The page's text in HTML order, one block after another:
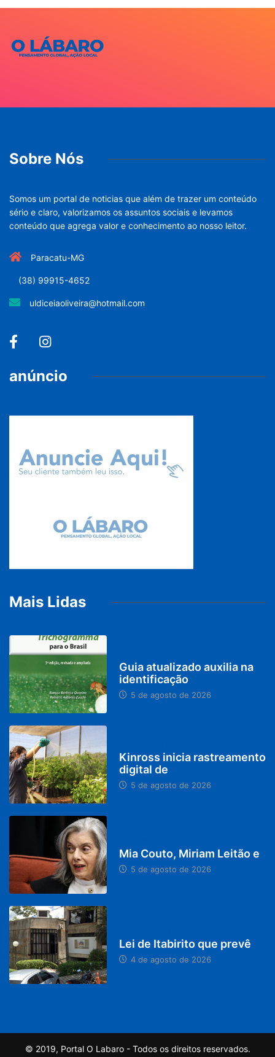
Sobre Nós
Somos um portal de noticias que além de trazer um conteúdo
sério e claro, valorizamos os assuntos sociais e levamos
conteúdo que agrega valor e conhecimento ao nosso leitor.
Paracatu-MG
(38) 99915-4652
uldiceiaoliveira@hotmail.com
anúncio
Mais Lidas
Guia atualizado auxilia na
identificação
5 de agosto de 2026
Kinross inicia rastreamento
digital de
5 de agosto de 2026
Mia Couto, Miriam Leitão e
5 de agosto de 2026
Lei de Itabirito que prevê
4 de agosto de 2026
© 2019, Portal O Labaro - Todos os direitos reservados.